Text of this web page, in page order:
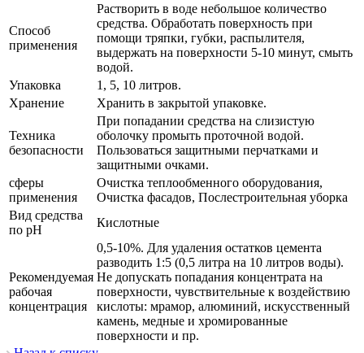
Способ
применения
Растворить в воде небольшое количество
средства. Обработать поверхность при
помощи тряпки, губки, распылителя,
выдержать на поверхности 5-10 минут, смыть
водой.
Упаковка
1, 5, 10 литров.
Хранение
Хранить в закрытой упаковке.
Техника
безопасности
При попадании средства на слизистую
оболочку промыть проточной водой.
Пользоваться защитными перчатками и
защитными очками.
сферы
применения
Очистка теплообменного оборудования,
Очистка фасадов, Послестроительная уборка
Вид средства
по pH
Кислотные
Рекомендуемая
рабочая
концентрация
0,5-10%. Для удаления остатков цемента
разводить 1:5 (0,5 литра на 10 литров воды).
Не допускать попадания концентрата на
поверхности, чувствительные к воздействию
кислоты: мрамор, алюминий, искусственный
камень, медные и хромированные
поверхности и пр.